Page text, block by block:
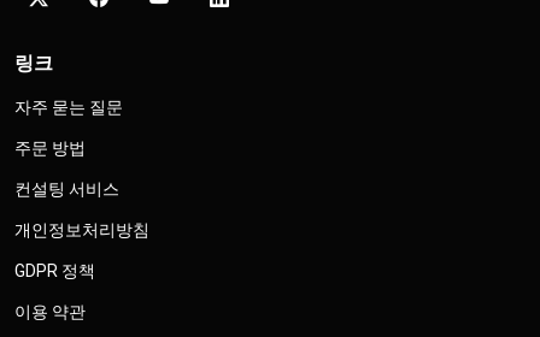
링크
자주 묻는 질문
주문 방법
컨설팅 서비스
개인정보처리방침
GDPR 정책
이용 약관